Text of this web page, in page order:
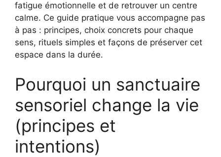
fatigue émotionnelle et de retrouver un centre
calme. Ce guide pratique vous accompagne pas
à pas : principes, choix concrets pour chaque
sens, rituels simples et façons de préserver cet
espace dans la durée.
Pourquoi un sanctuaire
sensoriel change la vie
(principes et
intentions)